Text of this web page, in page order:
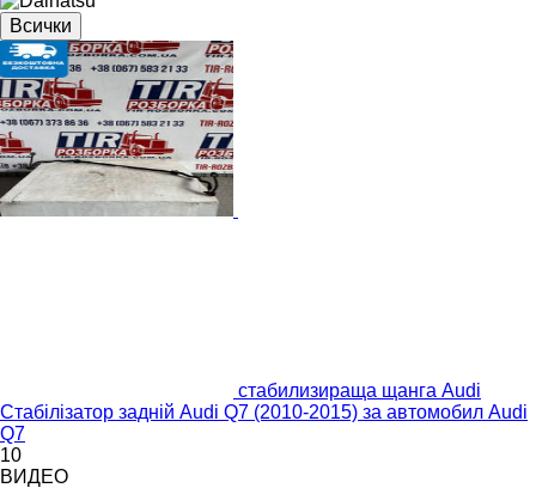
Всички
стабилизираща щанга Audi
Стабілізатор задній Audi Q7 (2010-2015) за автомобил Audi
Q7
10
ВИДЕО